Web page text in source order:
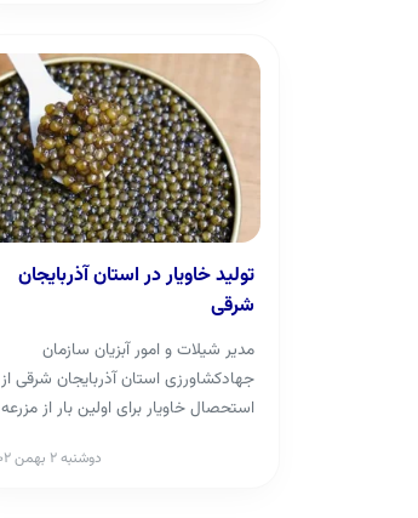
تولید خاویار در استان آذربایجان
شرقی
مدیر شیلات و امور آبزیان سازمان
جهادکشاورزی استان آذربایجان شرقی از
استحصال خاویار برای اولین بار از مزرعه
دوشنبه ۲ بهمن ۱۴۰۲